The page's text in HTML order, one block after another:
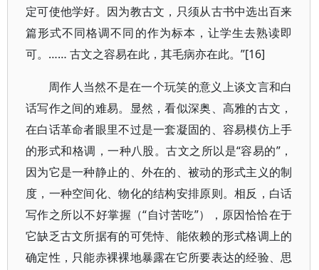
定可使他学好。因为教古文，只须从古书中选出百来
篇形式不同格调不同的作为标本，让学生去熟读即
可。…… 古文之容易在此，其毛病亦在此。”[16]
周作人当然不是在一个玩笑的意义上谈文言和白
话写作之间的难易。显然，看似深奥、高雅的古文，
在白话革命者眼里不过是一套凝固的、容易模仿上手
的形式和格调，一种八股。古文之所以是“容易的”，
因为它是一种静止的、外在的、被动的形式主义的制
度，一种空间化、物化的结构安排原则。相反，白话
写作之所以不好掌握（“自讨苦吃”），原因恰恰在于
它缺乏古文所据有的可凭恃、能依赖的形式格调上的
确定性，只能赤裸裸地暴露在它所要表达的经验、思